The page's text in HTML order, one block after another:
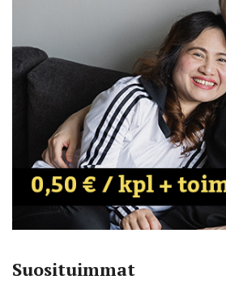
Suosituimmat